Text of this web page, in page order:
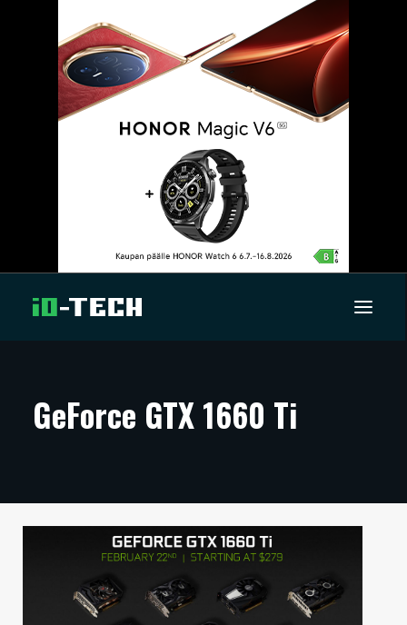
ARTIKKELIT
TECHBBS
GeForce GTX 1660 Ti